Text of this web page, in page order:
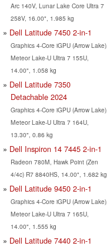
Arc 140V, Lunar Lake Core Ultra 7
258V, 16.00", 1.985 kg
Dell Latitude 7450 2-in-1
Graphics 4-Core iGPU (Arrow Lake),
Meteor Lake-U Ultra 7 155U,
14.00", 1.058 kg
Dell Latitude 7350
Detachable 2024
Graphics 4-Core iGPU (Arrow Lake),
Meteor Lake-U Ultra 7 164U,
13.30", 0.86 kg
Dell Inspiron 14 7445 2-in-1
Radeon 780M, Hawk Point (Zen
4/4c) R7 8840HS, 14.00", 1.682 kg
Dell Latitude 9450 2-in-1
Graphics 4-Core iGPU (Arrow Lake),
Meteor Lake-U Ultra 7 165U,
14.00", 1.555 kg
Dell Latitude 7440 2-in-1